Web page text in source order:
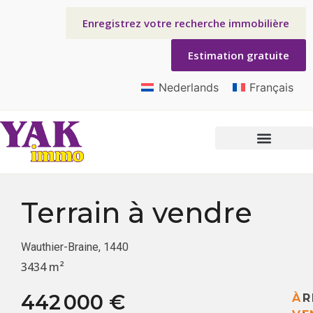
Enregistrez votre recherche immobilière
Estimation gratuite
Nederlands Français
Terrain à vendre
Wauthier-Braine, 1440
3434 m²
442 000 €
À